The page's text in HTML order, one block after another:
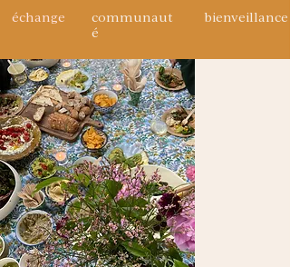
échange
communaut
é
bienveillance